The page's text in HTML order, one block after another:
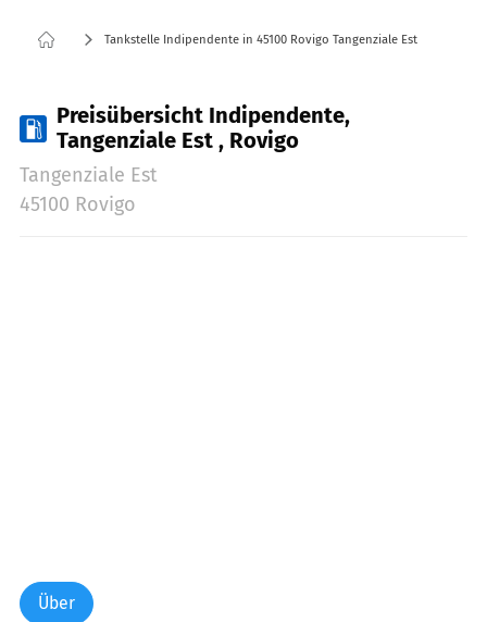
Tankstelle Indipendente in 45100 Rovigo Tangenziale Est
Preisübersicht Indipendente,
Tangenziale Est , Rovigo
Tangenziale Est
45100 Rovigo
Über